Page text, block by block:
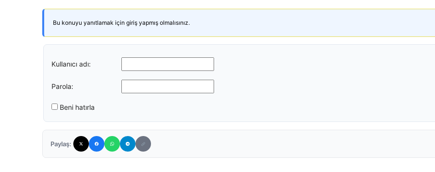
Bu konuyu yanıtlamak için giriş yapmış olmalısınız.
Kullanıcı adı:
Parola:
Beni hatırla
Paylaş: